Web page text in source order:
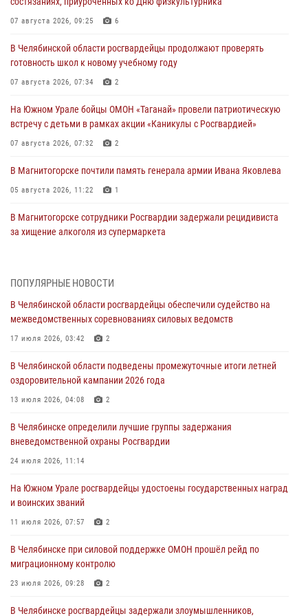
07 августа 2026, 09:25 6
В Челябинской области росгвардейцы продолжают проверять
готовность школ к новому учебному году
07 августа 2026, 07:34 2
На Южном Урале бойцы ОМОН «Таганай» провели патриотическую
встречу с детьми в рамках акции «Каникулы с Росгвардией»
07 августа 2026, 07:32 2
В Магнитогорске почтили память генерала армии Ивана Яковлева
05 августа 2026, 11:22 1
В Магнитогорске сотрудники Росгвардии задержали рецидивиста
за хищение алкоголя из супермаркета
На Южном Урале спецназ Росгвардии провел военно-полевые
Росгвардейцы задержали трёх магазинных воров в Челябинске
На Южном Урале сотрудники Росгвардии задержали
подозреваемого в совершении убийства
В Челябинской области росгвардейцами по горячим следам
задержан подозреваемый в грабеже
ПОПУЛЯРНЫЕ НОВОСТИ
В Челябинской области росгвардейцы обеспечили судейство на
межведомственных соревнованиях силовых ведомств
17 июля 2026, 03:42 2
В Челябинской области подведены промежуточные итоги летней
оздоровительной кампании 2026 года
13 июля 2026, 04:08 2
В Челябинске определили лучшие группы задержания
вневедомственной охраны Росгвардии
24 июля 2026, 11:14
На Южном Урале росгвардейцы удостоены государственных наград
и воинских званий
11 июля 2026, 07:57 2
В Челябинске при силовой поддержке ОМОН прошёл рейд по
миграционному контролю
23 июля 2026, 09:28 2
В Челябинске росгвардейцы задержали злоумышленников,